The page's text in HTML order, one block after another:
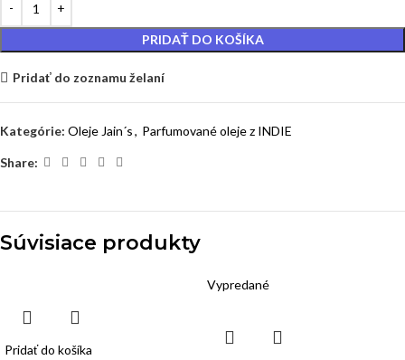
PRIDAŤ DO KOŠÍKA
Pridať do zoznamu želaní
Kategórie: Oleje Jain´s, Parfumované oleje z INDIE
Share:
Súvisiace produkty
Pridať do košíka
Vypredané